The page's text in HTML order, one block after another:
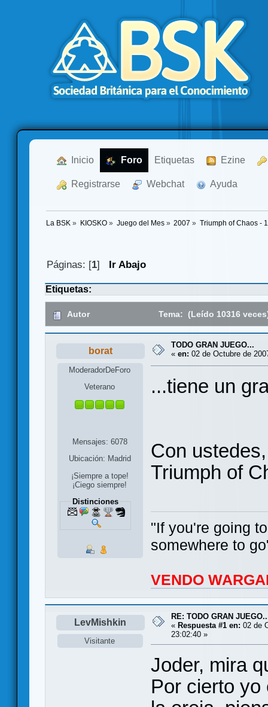
Inicio Foro Etiquetas Ezine
Registrarse Webchat Ayuda
La BSK » KIOSKO» Juego del Mes» 2007 » Triumph of Chaos -
Páginas: [1] Ir Abajo
Etiquetas:
Autor Tema: (Leído 10316
borat
ModeradorDeForo
Veterano
Mensajes: 6078
Ubicación: Madrid
¡Siempre a tope!
¡Ciego siempre!
Distinciones
TODO GRAN JUEGO...
« en: 02 de Octubre de
...tiene un
Con
Triumph of
"If you're going
somewhere to
VENDO
LevMishkin
Visitante
RE: TODO GRAN
« Respuesta #1 en: 02 de
23:02:40 »
Joder, mira
Por cierto